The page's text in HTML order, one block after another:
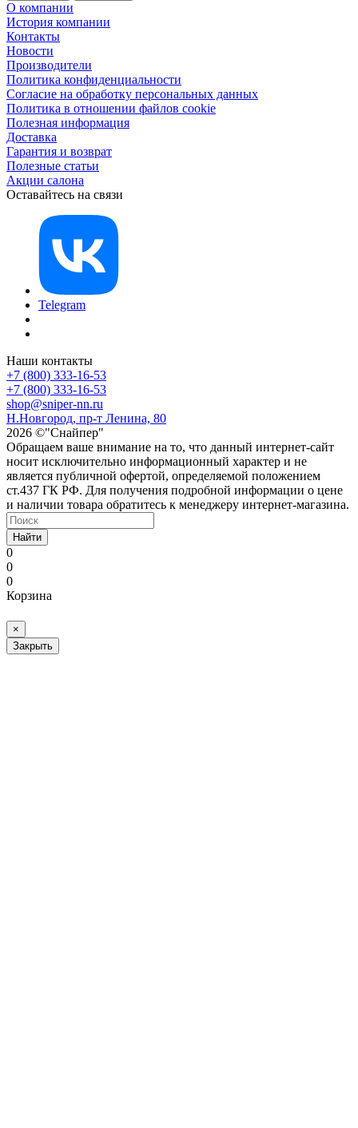
О компании
История компании
Контакты
Новости
Производители
Политика конфиденциальности
Согласие на обработку персональных данных
Политика в отношении файлов cookie
Полезная информация
Доставка
Гарантия и возврат
Полезные статьи
Акции салона
Оставайтесь на связи
Telegram
Наши контакты
+7 (800) 333-16-53
+7 (800) 333-16-53
shop@sniper-nn.ru
Н.Новгород, пр-т Ленина, 80
2026 ©"Снайпер"
Обращаем ваше внимание на то, что данный интернет-сайт
носит исключительно информационный характер и не
является публичной офертой, определяемой положением
ст.437 ГК РФ. Для получения подробной информации о цене
и наличии товара обратитесь к менеджеру интернет-магазина.
Найти
0
0
0
Корзина
×
Закрыть